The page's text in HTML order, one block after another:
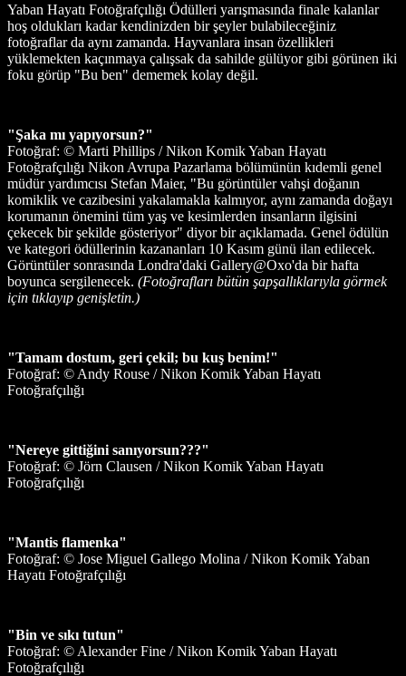
Yaban Hayatı Fotoğrafçılığı Ödülleri yarışmasında finale kalanlar
hoş oldukları kadar kendinizden bir şeyler bulabileceğiniz
fotoğraflar da aynı zamanda. Hayvanlara insan özellikleri
yüklemekten kaçınmaya çalışsak da sahilde gülüyor gibi görünen iki
foku görüp "Bu ben" dememek kolay değil.
"Şaka mı yapıyorsun?"
Fotoğraf: © Marti Phillips / Nikon Komik Yaban Hayatı
Fotoğrafçılığı Nikon Avrupa Pazarlama bölümünün kıdemli genel
müdür yardımcısı Stefan Maier, "Bu görüntüler vahşi doğanın
komiklik ve cazibesini yakalamakla kalmıyor, aynı zamanda doğayı
korumanın önemini tüm yaş ve kesimlerden insanların ilgisini
çekecek bir şekilde gösteriyor" diyor bir açıklamada. Genel ödülün
ve kategori ödüllerinin kazananları 10 Kasım günü ilan edilecek.
Görüntüler sonrasında Londra'daki Gallery@Oxo'da bir hafta
boyunca sergilenecek. (Fotoğrafları bütün şapşallıklarıyla görmek
için tıklayıp genişletin.)
"Tamam dostum, geri çekil; bu kuş benim!"
Fotoğraf: © Andy Rouse / Nikon Komik Yaban Hayatı
Fotoğrafçılığı
"Nereye gittiğini sanıyorsun???"
Fotoğraf: © Jörn Clausen / Nikon Komik Yaban Hayatı
Fotoğrafçılığı
"Mantis flamenka"
Fotoğraf: © Jose Miguel Gallego Molina / Nikon Komik Yaban
Hayatı Fotoğrafçılığı
"Bin ve sıkı tutun"
Fotoğraf: © Alexander Fine / Nikon Komik Yaban Hayatı
Fotoğrafçılığı